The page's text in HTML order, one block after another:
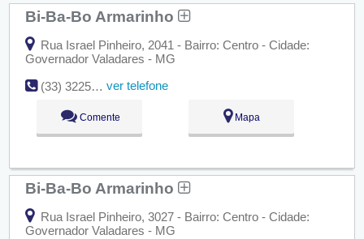
Bi-Ba-Bo Armarinho
Rua Israel Pinheiro, 2041 - Bairro: Centro - Cidade:
Governador Valadares - MG
(33) 3225-2051
ver telefone
Comente Mapa
Bi-Ba-Bo Armarinho
Rua Israel Pinheiro, 3027 - Bairro: Centro - Cidade:
Governador Valadares - MG